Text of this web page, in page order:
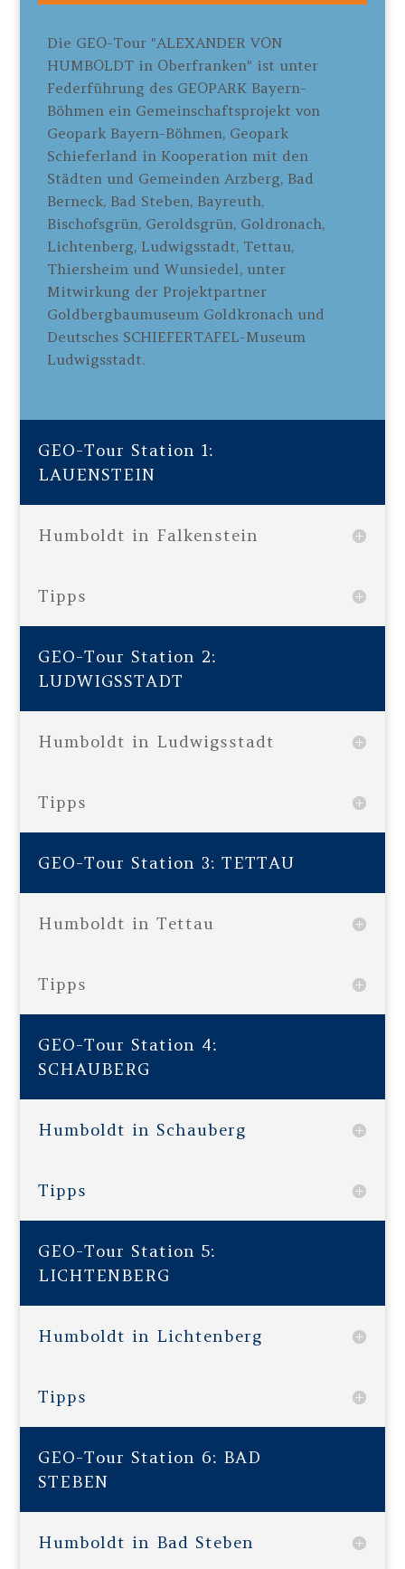
Die GEO-Tour "ALEXANDER VON
HUMBOLDT in Oberfranken" ist unter
Federführung des GEOPARK Bayern-
Böhmen ein Gemeinschaftsprojekt von
Geopark Bayern-Böhmen, Geopark
Schieferland in Kooperation mit den
Städten und Gemeinden Arzberg, Bad
Berneck, Bad Steben, Bayreuth,
Bischofsgrün, Geroldsgrün, Goldronach,
Lichtenberg, Ludwigsstadt, Tettau,
Thiersheim und Wunsiedel, unter
Mitwirkung der Projektpartner
Goldbergbaumuseum Goldkronach und
Deutsches SCHIEFERTAFEL-Museum
Ludwigsstadt.
GEO-Tour Station 1:
LAUENSTEIN
Humboldt in Falkenstein
Tipps
GEO-Tour Station 2:
LUDWIGSSTADT
Humboldt in Ludwigsstadt
Tipps
GEO-Tour Station 3: TETTAU
Humboldt in Tettau
Tipps
GEO-Tour Station 4:
SCHAUBERG
Humboldt in Schauberg
Tipps
GEO-Tour Station 5:
LICHTENBERG
Humboldt in Lichtenberg
Tipps
GEO-Tour Station 6: BAD
STEBEN
Humboldt in Bad Steben